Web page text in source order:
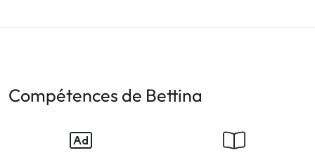
Compétences de Bettina